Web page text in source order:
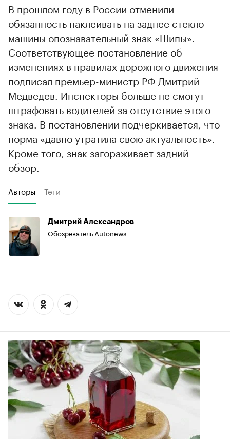
В прошлом году в России отменили
обязанность наклеивать на заднее стекло
машины опознавательный знак «Шипы».
Соответствующее постановление об
изменениях в правилах дорожного движения
подписал премьер-министр РФ Дмитрий
Медведев. Инспекторы больше не смогут
штрафовать водителей за отсутствие этого
знака. В постановлении подчеркивается, что
норма «давно утратила свою актуальность».
Кроме того, знак загораживает задний
обзор.
Авторы Теги
Дмитрий Александров
Обозреватель Autonews